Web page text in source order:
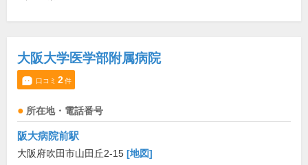
大阪大学医学部附属病院
口コミ 2件
所在地・電話番号
阪大病院前駅
大阪府吹田市山田丘2-15 [地図]